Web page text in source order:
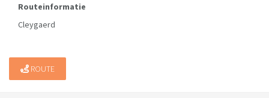
Routeinformatie
Cleygaerd
ROUTE